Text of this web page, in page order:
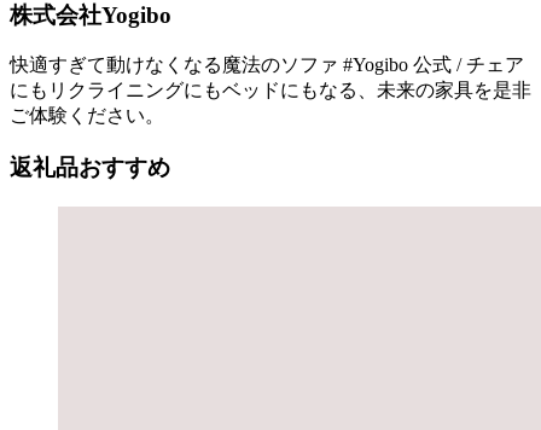
株式会社Yogibo
快適すぎて動けなくなる魔法のソファ #Yogibo 公式 / チェア
にもリクライニングにもベッドにもなる、未来の家具を是非
ご体験ください。
返礼品おすすめ